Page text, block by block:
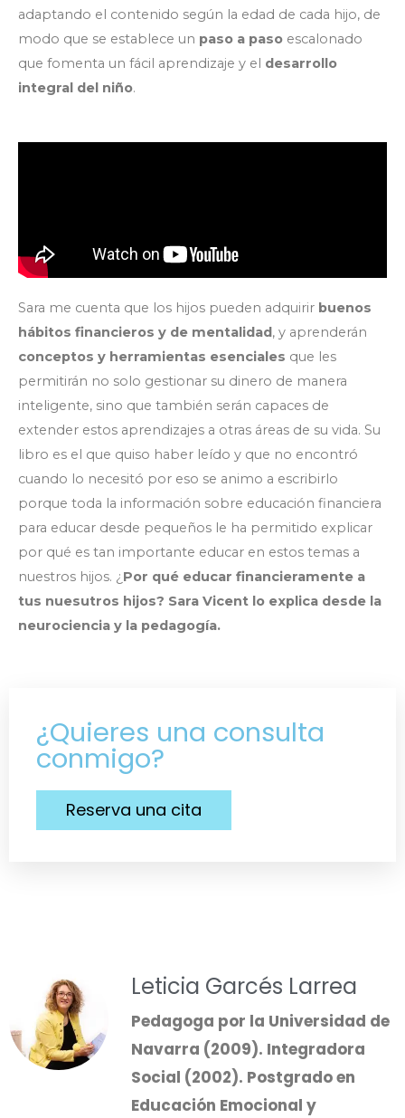
adaptando el contenido según la edad de cada hijo, de
modo que se establece un paso a paso escalonado
que fomenta un fácil aprendizaje y el desarrollo
integral del niño.
Sara me cuenta que los hijos pueden adquirir buenos
hábitos financieros y de mentalidad, y aprenderán
conceptos y herramientas esenciales que les
permitirán no solo gestionar su dinero de manera
inteligente, sino que también serán capaces de
extender estos aprendizajes a otras áreas de su vida. Su
libro es el que quiso haber leído y que no encontró
cuando lo necesitó por eso se animo a escribirlo
porque toda la información sobre educación financiera
para educar desde pequeños le ha permitido explicar
por qué es tan importante educar en estos temas a
nuestros hijos. ¿ Por qué educar financieramente a
tus nuesutros hijos? Sara Vicent lo explica desde la
neurociencia y la pedagogía.
¿Quieres una consulta
conmigo?
Reserva una cita
Leticia Garcés Larrea
Pedagoga por la Universidad de
Navarra (2009). Integradora
Social (2002). Postgrado en
Educación Emocional y